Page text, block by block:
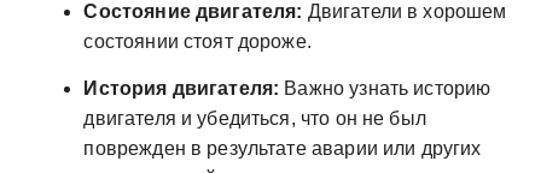
Состояние двигателя: Двигатели в хорошем
состоянии стоят дороже.
История двигателя: Важно узнать историю
двигателя и убедиться, что он не был
поврежден в результате аварии или других